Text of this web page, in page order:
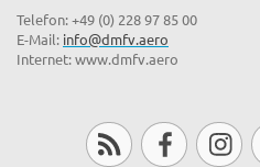
Telefon: +49 (0) 228 97 85 00
E-Mail: info@dmfv.aero
Internet: www.dmfv.aero